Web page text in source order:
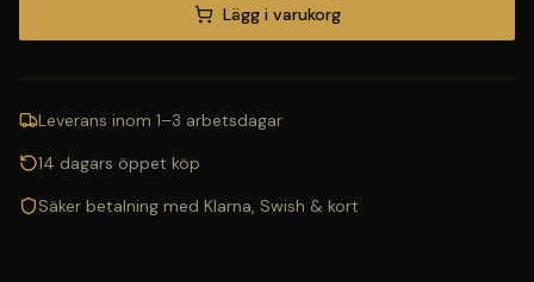
Lägg i varukorg
Leverans inom 1–3 arbetsdagar
14 dagars öppet köp
Säker betalning med Klarna, Swish & kort